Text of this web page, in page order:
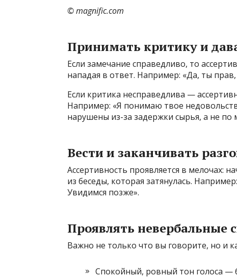
© magnific.com
Принимать критику и
Если замечание справедливо, то
нападая в ответ. Например: «Да, ты
Если критика несправедлива —
Например: «Я понимаю твое
нарушены из-за задержки сырья, а не по
Вести и заканчивать
Ассертивность проявляется в мелочах:
из беседы, которая затянулась.
Увидимся позже».
Проявлять невербальные
Важно не только что вы говорите, но и
Спокойный, ровный тон голоса —